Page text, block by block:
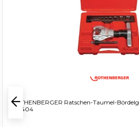
ROTHENBERGER Ratschen-Taumel-
222404